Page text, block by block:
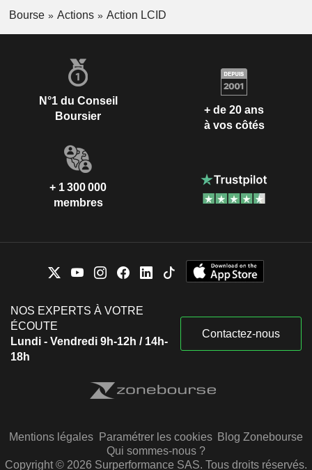
Bourse Actions Action LCID
N°1 du Conseil
Boursier
+ de 20 ans
à vos côtés
+ 1 300 000
membres
NOS EXPERTS À VOTRE
ÉCOUTE
Lundi - Vendredi 9h-12h / 14h-
18h
Contactez-nous
Mentions légales Paramétrer les cookies Blog Zonebourse
Qui sommes-nous ?
Copyright © 2026 Surperformance SAS. Tous droits réservés.